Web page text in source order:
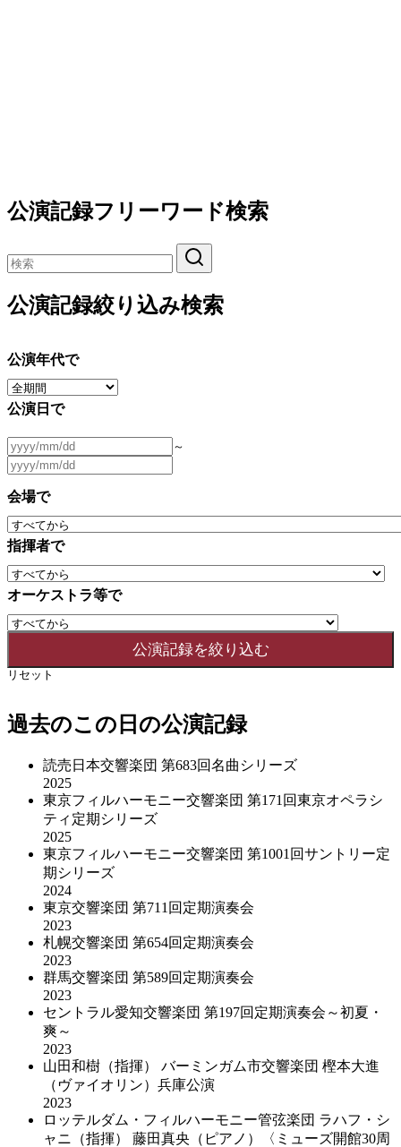
公演記録フリーワード検索
公演記録絞り込み検索
公演年代で
公演日で
～
会場で
指揮者で
オーケストラ等で
リセット
過去のこの日の公演記録
読売日本交響楽団 第683回名曲シリーズ
2025
東京フィルハーモニー交響楽団 第171回東京オペラシ
ティ定期シリーズ
2025
東京フィルハーモニー交響楽団 第1001回サントリー定
期シリーズ
2024
東京交響楽団 第711回定期演奏会
2023
札幌交響楽団 第654回定期演奏会
2023
群馬交響楽団 第589回定期演奏会
2023
セントラル愛知交響楽団 第197回定期演奏会～初夏・
爽～
2023
山田和樹（指揮） バーミンガム市交響楽団 樫本大進
（ヴァイオリン）兵庫公演
2023
ロッテルダム・フィルハーモニー管弦楽団 ラハフ・シ
ャニ（指揮） 藤田真央（ピアノ）〈ミューズ開館30周